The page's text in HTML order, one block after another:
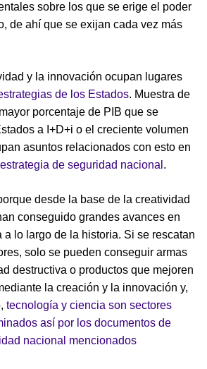
sobre los que se erige el poder
de ahí que se exijan cada vez más
y la innovación ocupan lugares
de los Estados. Muestra de
porcentaje de PIB que se
a I+D+i o el creciente volumen
asuntos relacionados con esto en
de seguridad nacional .
desde la base de la creatividad
conseguido grandes avances en
lo largo de la historia. Si se rescatan
solo se pueden conseguir armas
destructiva o productos que mejoren
la creación y la innovación y,
tecnología y ciencia son sectores
así por los documentos de
nacional mencionados